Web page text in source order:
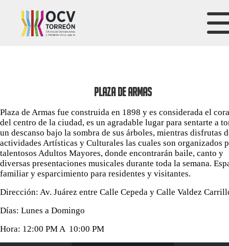
PLAZA DE ARMAS
Plaza de Armas fue construida en 1898 y es considerada el
del centro de la ciudad, es un agradable lugar para sentarte a
un descanso bajo la sombra de sus árboles, mientras disfrutas
actividades Artísticas y Culturales las cuales son organizados
talentosos Adultos Mayores, donde encontrarán baile, canto y
diversas presentaciones musicales durante toda la semana.
familiar y esparcimiento para residentes y visitantes.
Dirección: Av. Juárez entre Calle Cepeda y Calle Valdez
Días: Lunes a Domingo
Hora: 12:00 PM A 10:00 PM